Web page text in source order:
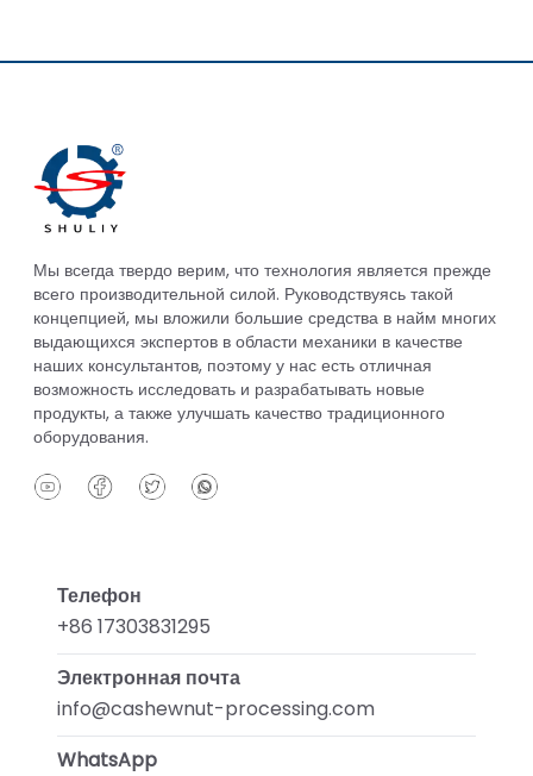
Мы всегда твердо верим, что технология является прежде
всего производительной силой. Руководствуясь такой
концепцией, мы вложили большие средства в найм многих
выдающихся экспертов в области механики в качестве
наших консультантов, поэтому у нас есть отличная
возможность исследовать и разрабатывать новые
продукты, а также улучшать качество традиционного
оборудования.
Телефон
+86 17303831295
Электронная почта
info@cashewnut-processing.com
WhatsApp